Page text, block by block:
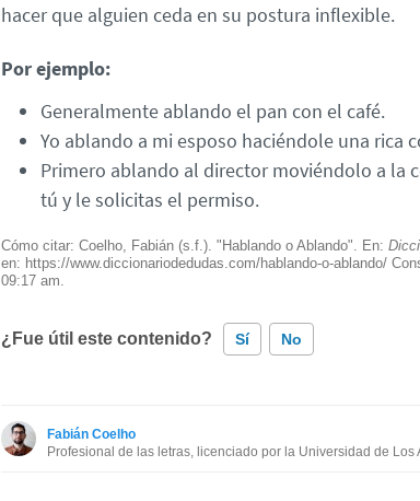
hacer que alguien ceda en su postura inflexible.
Por ejemplo:
Generalmente ablando el pan con el café.
Yo ablando a mi esposo haciéndole una rica
Primero ablando al director moviéndolo a la
tú y le solicitas el permiso.
Cómo citar: Coelho, Fabián (s.f.). "Hablando o Ablando". En:
en: https://www.diccionariodedudas.com/hablando-o-ablando/
09:17 am.
¿Fue útil este contenido? Sí No
Este contenido no tiene la información que busco
Fabián Coelho
Profesional de las letras, licenciado por la Universidad de Los